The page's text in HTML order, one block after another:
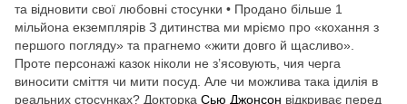
та відновити свої любовні стосунки • Продано більше 1
мільйона екземплярів З дитинства ми мріємо про «кохання з
першого погляду» та прагнемо «жити довго й щасливо».
Проте персонажі казок ніколи не з’ясовують, чия черга
виносити сміття чи мити посуд. Але чи можлива така ідилія в
реальних стосунках? Докторка Сью Джонсон відкриває перед